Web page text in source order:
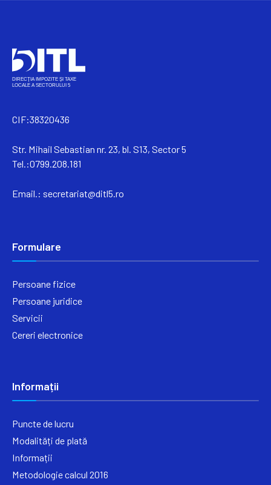
CIF:38320436
Str. Mihail Sebastian nr. 23, bl. S13, Sector 5
Tel.:0799.208.181
Email.: secretariat@ditl5.ro
Formulare
Persoane fizice
Persoane juridice
Servicii
Cereri electronice
Informații
Puncte de lucru
Modalități de plată
Informații
Metodologie calcul 2016